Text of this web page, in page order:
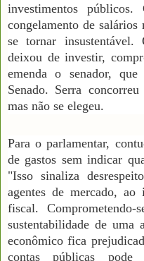
investimentos públicos.
congelamento de
se tornar insustentável.
deixou de investir,
emenda o senador,
Senado. Serra
mas não se elegeu.
Para o parlamentar,
de gastos sem indicar
"Isso sinaliza
agentes de mercado,
fiscal.
sustentabilidade de uma
econômico fica
contas públicas pode